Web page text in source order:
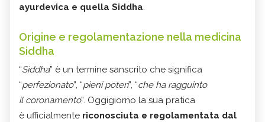
ayurdevica e quella Siddha.
Origine e regolamentazione nella medicina
Siddha
“Siddha” è un termine sanscrito che significa
“perfezionato”, “pieni poteri”, “che ha ragguinto
il coronamento”. Oggigiorno la sua pratica
è ufficialmente riconosciuta e regolamentata dal